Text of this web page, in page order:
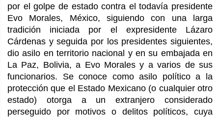
por el golpe de estado contra el todavía presidente
Evo Morales, México, siguiendo con una larga
tradición iniciada por el expresidente Lázaro
Cárdenas y seguida por los presidentes siguientes,
dio asilo en territorio nacional y en su embajada en
La Paz, Bolivia, a Evo Morales y a varios de sus
funcionarios. Se conoce como asilo político a la
protección que el Estado Mexicano (o cualquier otro
estado) otorga a un extranjero considerado
perseguido por motivos o delitos políticos, cuya